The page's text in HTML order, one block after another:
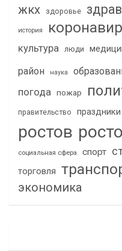
жкх здоровье
история
культура люди
район
наука
погода пожар
правительство праздники
ростов
социальная сфера спорт
торговля
экономика